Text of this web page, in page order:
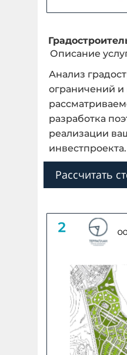
Количество:
Описание
Анализ
ограничений
разработка
реализации
инвестпроекта.
Рассчитать